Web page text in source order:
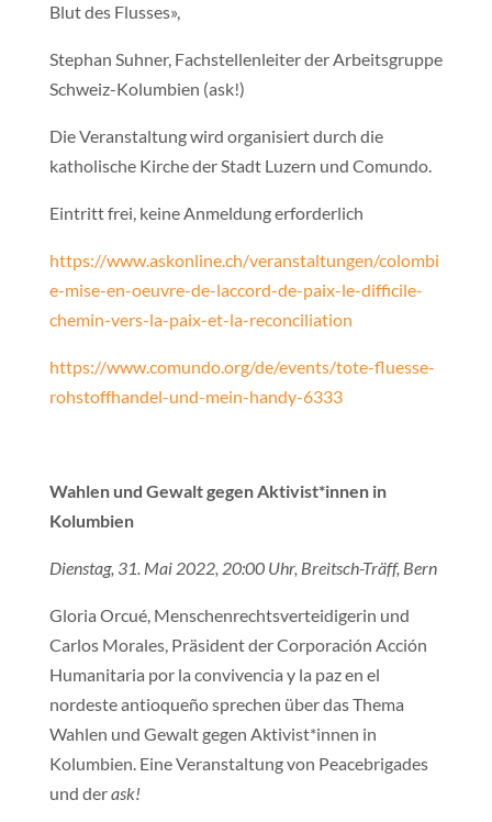
Blut des Flusses»,
Stephan Suhner, Fachstellenleiter der Arbeitsgruppe
Schweiz-Kolumbien (ask!)
Die Veranstaltung wird organisiert durch die
katholische Kirche der Stadt Luzern und Comundo.
Eintritt frei, keine Anmeldung erforderlich
https://www.askonline.ch/veranstaltungen/colombi
e-mise-en-oeuvre-de-laccord-de-paix-le-difficile-
chemin-vers-la-paix-et-la-reconciliation
https://www.comundo.org/de/events/tote-fluesse-
rohstoffhandel-und-mein-handy-6333
Wahlen und Gewalt gegen Aktivist*innen in
Kolumbien
Dienstag, 31. Mai 2022, 20:00 Uhr, Breitsch-Träff, Bern
Gloria Orcué, Menschenrechtsverteidigerin und
Carlos Morales, Präsident der Corporación Acción
Humanitaria por la convivencia y la paz en el
nordeste antioqueño sprechen über das Thema
Wahlen und Gewalt gegen Aktivist*innen in
Kolumbien. Eine Veranstaltung von Peacebrigades
und derask!